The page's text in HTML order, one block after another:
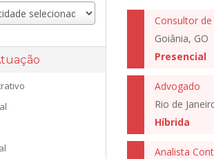
Goiânia, GO
Presencial
Advogado
Rio de
Híbrida
Analista